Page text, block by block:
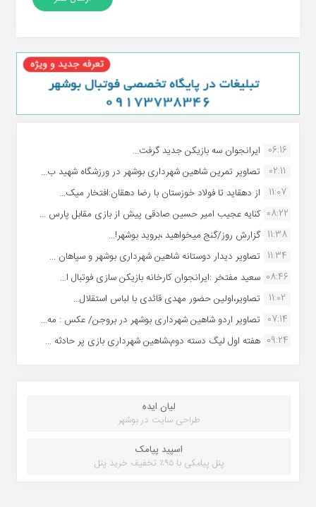
06:16 ایرانجوان سه بازیکن جدید گرفت...
02:11
تصاویر تمرین شاهین شهردارى بوشهر در ورزشگاه شهید ب...
11:07
از دهقاید تا فولاد خوزستان با رضا دهقان:افتخار میک...
08:22 کنایه عجیب امیر حسین صادقی پیش از بازی مقابل پارس ...
11:38 گزارش روز/گنج میخواهید ،بروید بوشهر!...
11:34 تصاویر دیدار دوستانه شاهین شهردارى بوشهر و سپاهان ...
08:46 سعید مفتخر :ایرانجوان کارخانه بازیکن سازی فوتبال ا...
11:02
تصاویر،اولین حضور مهدی قائدی با لباس استقلال...
07:14 تصاویر اردو شاهین شهرداری بوشهر در بروجن/ عکس : مه...
09:24 هفته اول لیگ دسته دوم،شاهین شهرداری بازی پر حادثه ...
لیان ایده
طراحی سایت در بوشهر
اسپید پیامک
پنل پیامکی با ۹۵٪ تخفیف خرید پنل